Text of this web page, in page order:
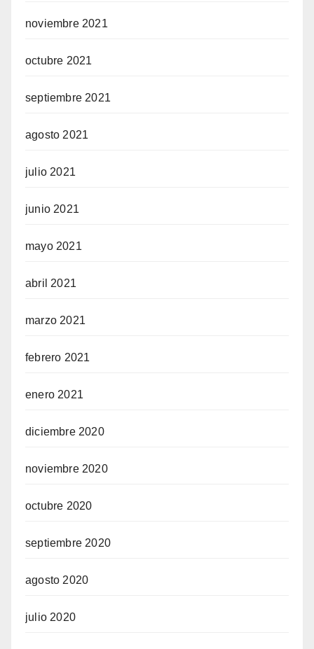
noviembre 2021
octubre 2021
septiembre 2021
agosto 2021
julio 2021
junio 2021
mayo 2021
abril 2021
marzo 2021
febrero 2021
enero 2021
diciembre 2020
noviembre 2020
octubre 2020
septiembre 2020
agosto 2020
julio 2020